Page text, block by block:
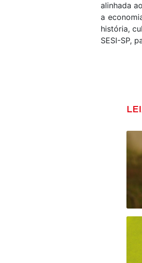
alinhada
a
história,
SESI-SP,